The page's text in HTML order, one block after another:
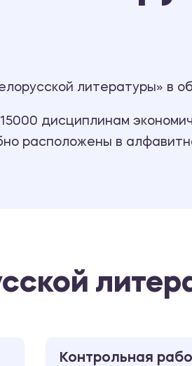
литературы» в
дисциплинам
расположены в
Контрольная